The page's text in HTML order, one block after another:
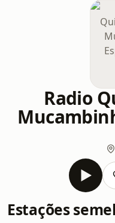
Radio
Estações